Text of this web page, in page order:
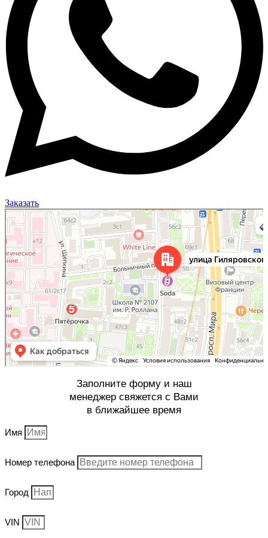
Заказать
Москва
Улица Гиляровского, 50 на карте Москвы, ближайшее метро Проспект Мира —
Заполните форму и наш
менеджер свяжется с Вами
в ближайшее время
Имя
Номер телефона
Город
VIN